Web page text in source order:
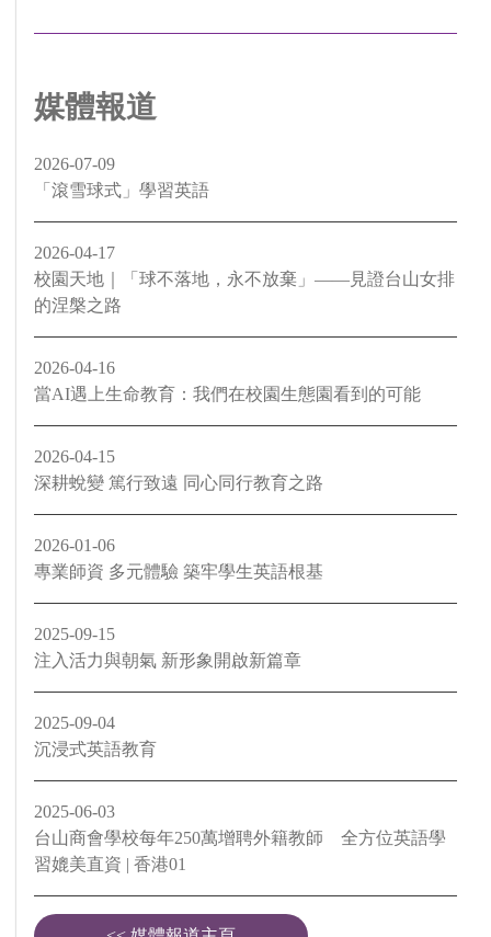
媒體報道
2026-07-09
「滾雪球式」學習英語
2026-04-17
校園天地｜「球不落地，永不放棄」——見證台山女排
的涅槃之路
2026-04-16
當AI遇上生命教育：我們在校園生態園看到的可能
2026-04-15
深耕蛻變 篤行致遠 同心同行教育之路
2026-01-06
專業師資 多元體驗 築牢學生英語根基
2025-09-15
注入活力與朝氣 新形象開啟新篇章
2025-09-04
沉浸式英語教育
2025-06-03
台山商會學校每年250萬增聘外籍教師 全方位英語學
習媲美直資 | 香港01